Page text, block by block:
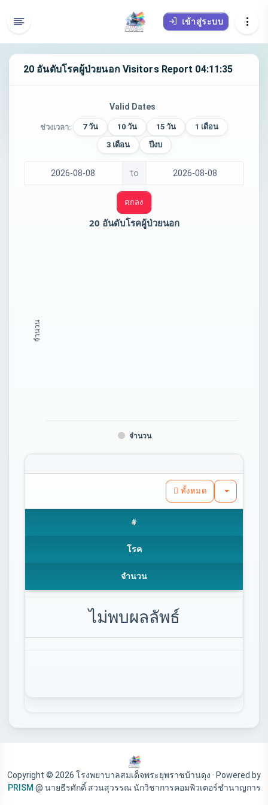
เข้าสู่ระบบ
20 อันดับโรคผู้ป่วยนอก Visitors Report 04:11:35
Valid Dates
ช่วงเวลา: 7 วัน 10 วัน 15 วัน
1 เดือน
3 เดือน
ปีงบ
to
ตกลง
จำนวน
20 อันดับโรคผู้ป่วยนอก
จำนวน
ทั้งหมด
#
โรค
จำนวน
ไม่พบผลลัพธ์
Copyright © 2026 โรงพยาบาลสมเด็จพระยุพราชบ้านดุง · Powered by
PRISM @ นายธีรศักดิ์ สวนสุวรรณ นักวิชาการคอมพิวเตอร์ชำนาญการ